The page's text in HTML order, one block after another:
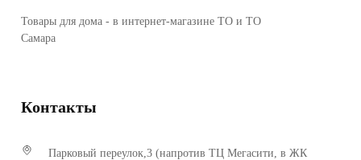
Товары для дома - в интернет-магазине ТО и ТО
Самара
Контакты
Парковый переулок,3 (напротив ТЦ Мегасити, в ЖК